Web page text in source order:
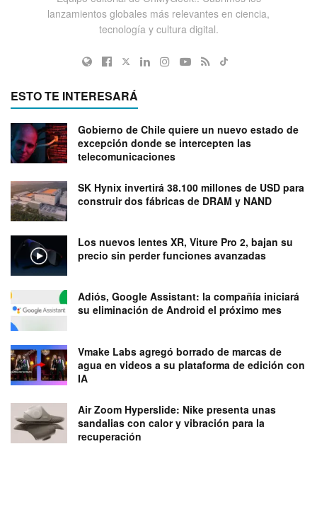
lanzamientos globales más relevantes en ciencia,
tecnología y cultura digital.
ESTO TE INTERESARÁ
Gobierno de Chile quiere un nuevo estado de
excepción donde se intercepten las
telecomunicaciones
SK Hynix invertirá 38.100 millones de USD para
construir dos fábricas de DRAM y NAND
Los nuevos lentes XR, Viture Pro 2, bajan su
precio sin perder funciones avanzadas
Adiós, Google Assistant: la compañía iniciará
su eliminación de Android el próximo mes
Vmake Labs agregó borrado de marcas de
agua en videos a su plataforma de edición con
IA
Air Zoom Hyperslide: Nike presenta unas
sandalias con calor y vibración para la
recuperación